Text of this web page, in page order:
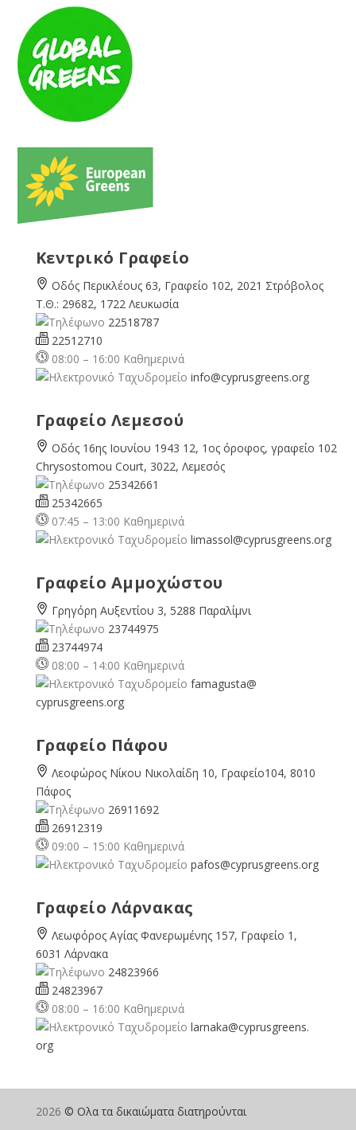
Κεντρικό Γραφείο
Οδός Περικλέους 63, Γραφείο 102, 2021 Στρόβολος
Τ.Θ.: 29682, 1722 Λευκωσία
22518787
22512710
08:00 – 16:00 Καθημερινά
info@cyprusgreens.org
Γραφείο Λεμεσού
Οδός 16ης Ιουνίου 1943 12, 1ος όροφος, γραφείο 102
Chrysostomou Court, 3022, Λεμεσός
25342661
25342665
07:45 – 13:00 Καθημερινά
limassol@cyprusgreens.org
Γραφείο Αμμοχώστου
Γρηγόρη Αυξεντίου 3, 5288 Παραλίμνι
23744975
23744974
08:00 – 14:00 Καθημερινά
famagusta@
cyprusgreens.org
Γραφείο Πάφου
Λεοφώρος Νίκου Νικολαίδη 10, Γραφείο104, 8010
Πάφος
26911692
26912319
09:00 – 15:00 Καθημερινά
pafos@cyprusgreens.org
Γραφείο Λάρνακας
Λεωφόρος Αγίας Φανερωμένης 157, Γραφείο 1,
6031 Λάρνακα
24823966
24823967
08:00 – 16:00 Καθημερινά
larnaka@cyprusgreens.
org
2026 © Ολα τα δικαιώματα διατηρούνται